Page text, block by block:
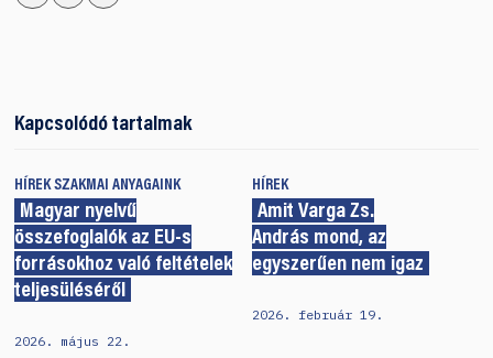
Kapcsolódó tartalmak
HÍREK SZAKMAI ANYAGAINK
Magyar nyelvű
összefoglalók az EU-s
forrásokhoz való feltételek
teljesüléséről
2026. május 22.
HÍREK
Amit Varga Zs.
András mond, az
egyszerűen nem igaz
2026. február 19.